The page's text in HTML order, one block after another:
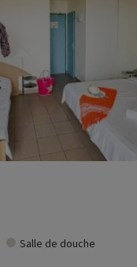
Salle de douche